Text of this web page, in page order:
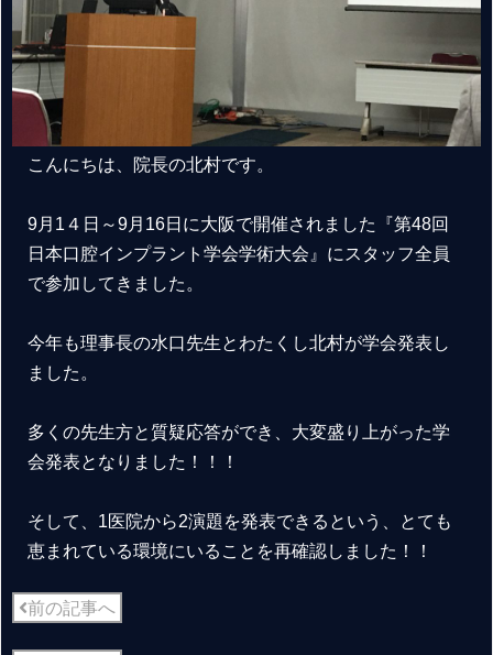
こんにちは、院長の北村です。
9月1４日～9月16日に大阪で開催されました『第48回
日本口腔インプラント学会学術大会』にスタッフ全員
で参加してきました。
今年も理事長の水口先生とわたくし北村が学会発表し
ました。
多くの先生方と質疑応答ができ、大変盛り上がった学
会発表となりました！！！
そして、1医院から2演題を発表できるという、とても
恵まれている環境にいることを再確認しました！！
前の記事へ